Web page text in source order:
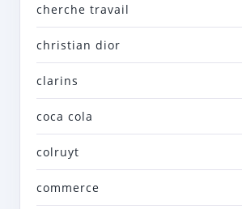
cherche travail
christian dior
clarins
coca cola
colruyt
commerce